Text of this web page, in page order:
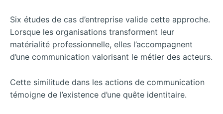
Six études de cas d’entreprise valide cette approche.
Lorsque les organisations transforment leur
matérialité professionnelle, elles l’accompagnent
d’une communication valorisant le métier des acteurs.
Cette similitude dans les actions de communication
témoigne de l’existence d’une quête identitaire.